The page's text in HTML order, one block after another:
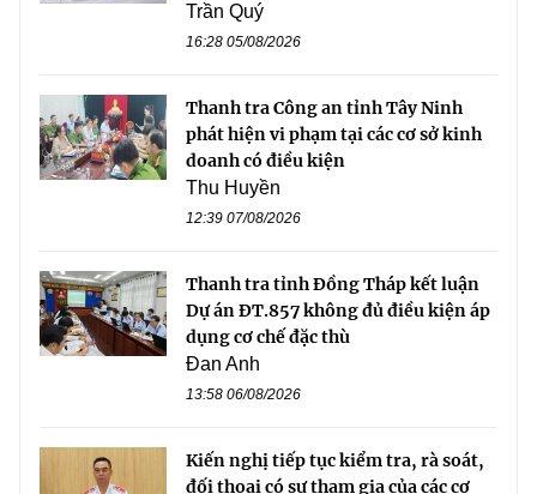
Trần Quý
16:28 05/08/2026
Thanh tra Công an tỉnh Tây Ninh
phát hiện vi phạm tại các cơ sở kinh
doanh có điều kiện
Thu Huyền
12:39 07/08/2026
Thanh tra tỉnh Đồng Tháp kết luận
Dự án ĐT.857 không đủ điều kiện áp
dụng cơ chế đặc thù
Đan Anh
13:58 06/08/2026
Kiến nghị tiếp tục kiểm tra, rà soát,
đối thoại có sự tham gia của các cơ